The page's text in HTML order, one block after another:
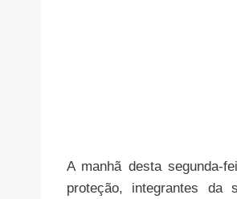
A manhã desta segunda-
proteção, integrantes da